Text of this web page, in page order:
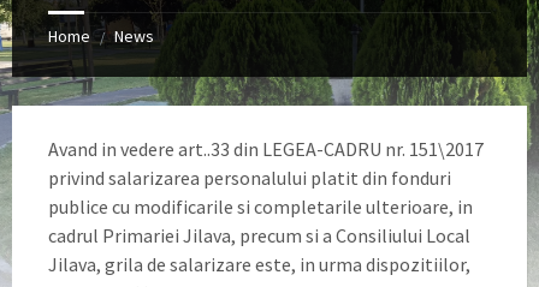
Home / News
Avand in vedere art..33 din LEGEA-CADRU nr. 151\2017
privind salarizarea personalului platit din fonduri
publice cu modificarile si completarile ulterioare, in
cadrul Primariei Jilava, precum si a Consiliului Local
Jilava, grila de salarizare este, in urma dispozitiilor,